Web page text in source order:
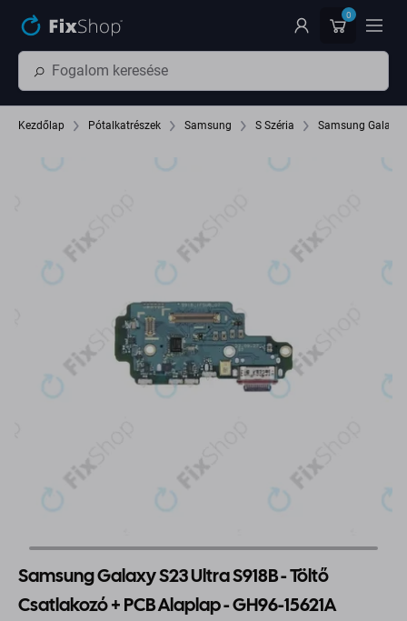
0
Kezdőlap Pótalkatrészek Samsung S Széria Samsung Galaxy
Samsung Galaxy S23 Ultra S918B - Töltő
Csatlakozó + PCB Alaplap - GH96-15621A